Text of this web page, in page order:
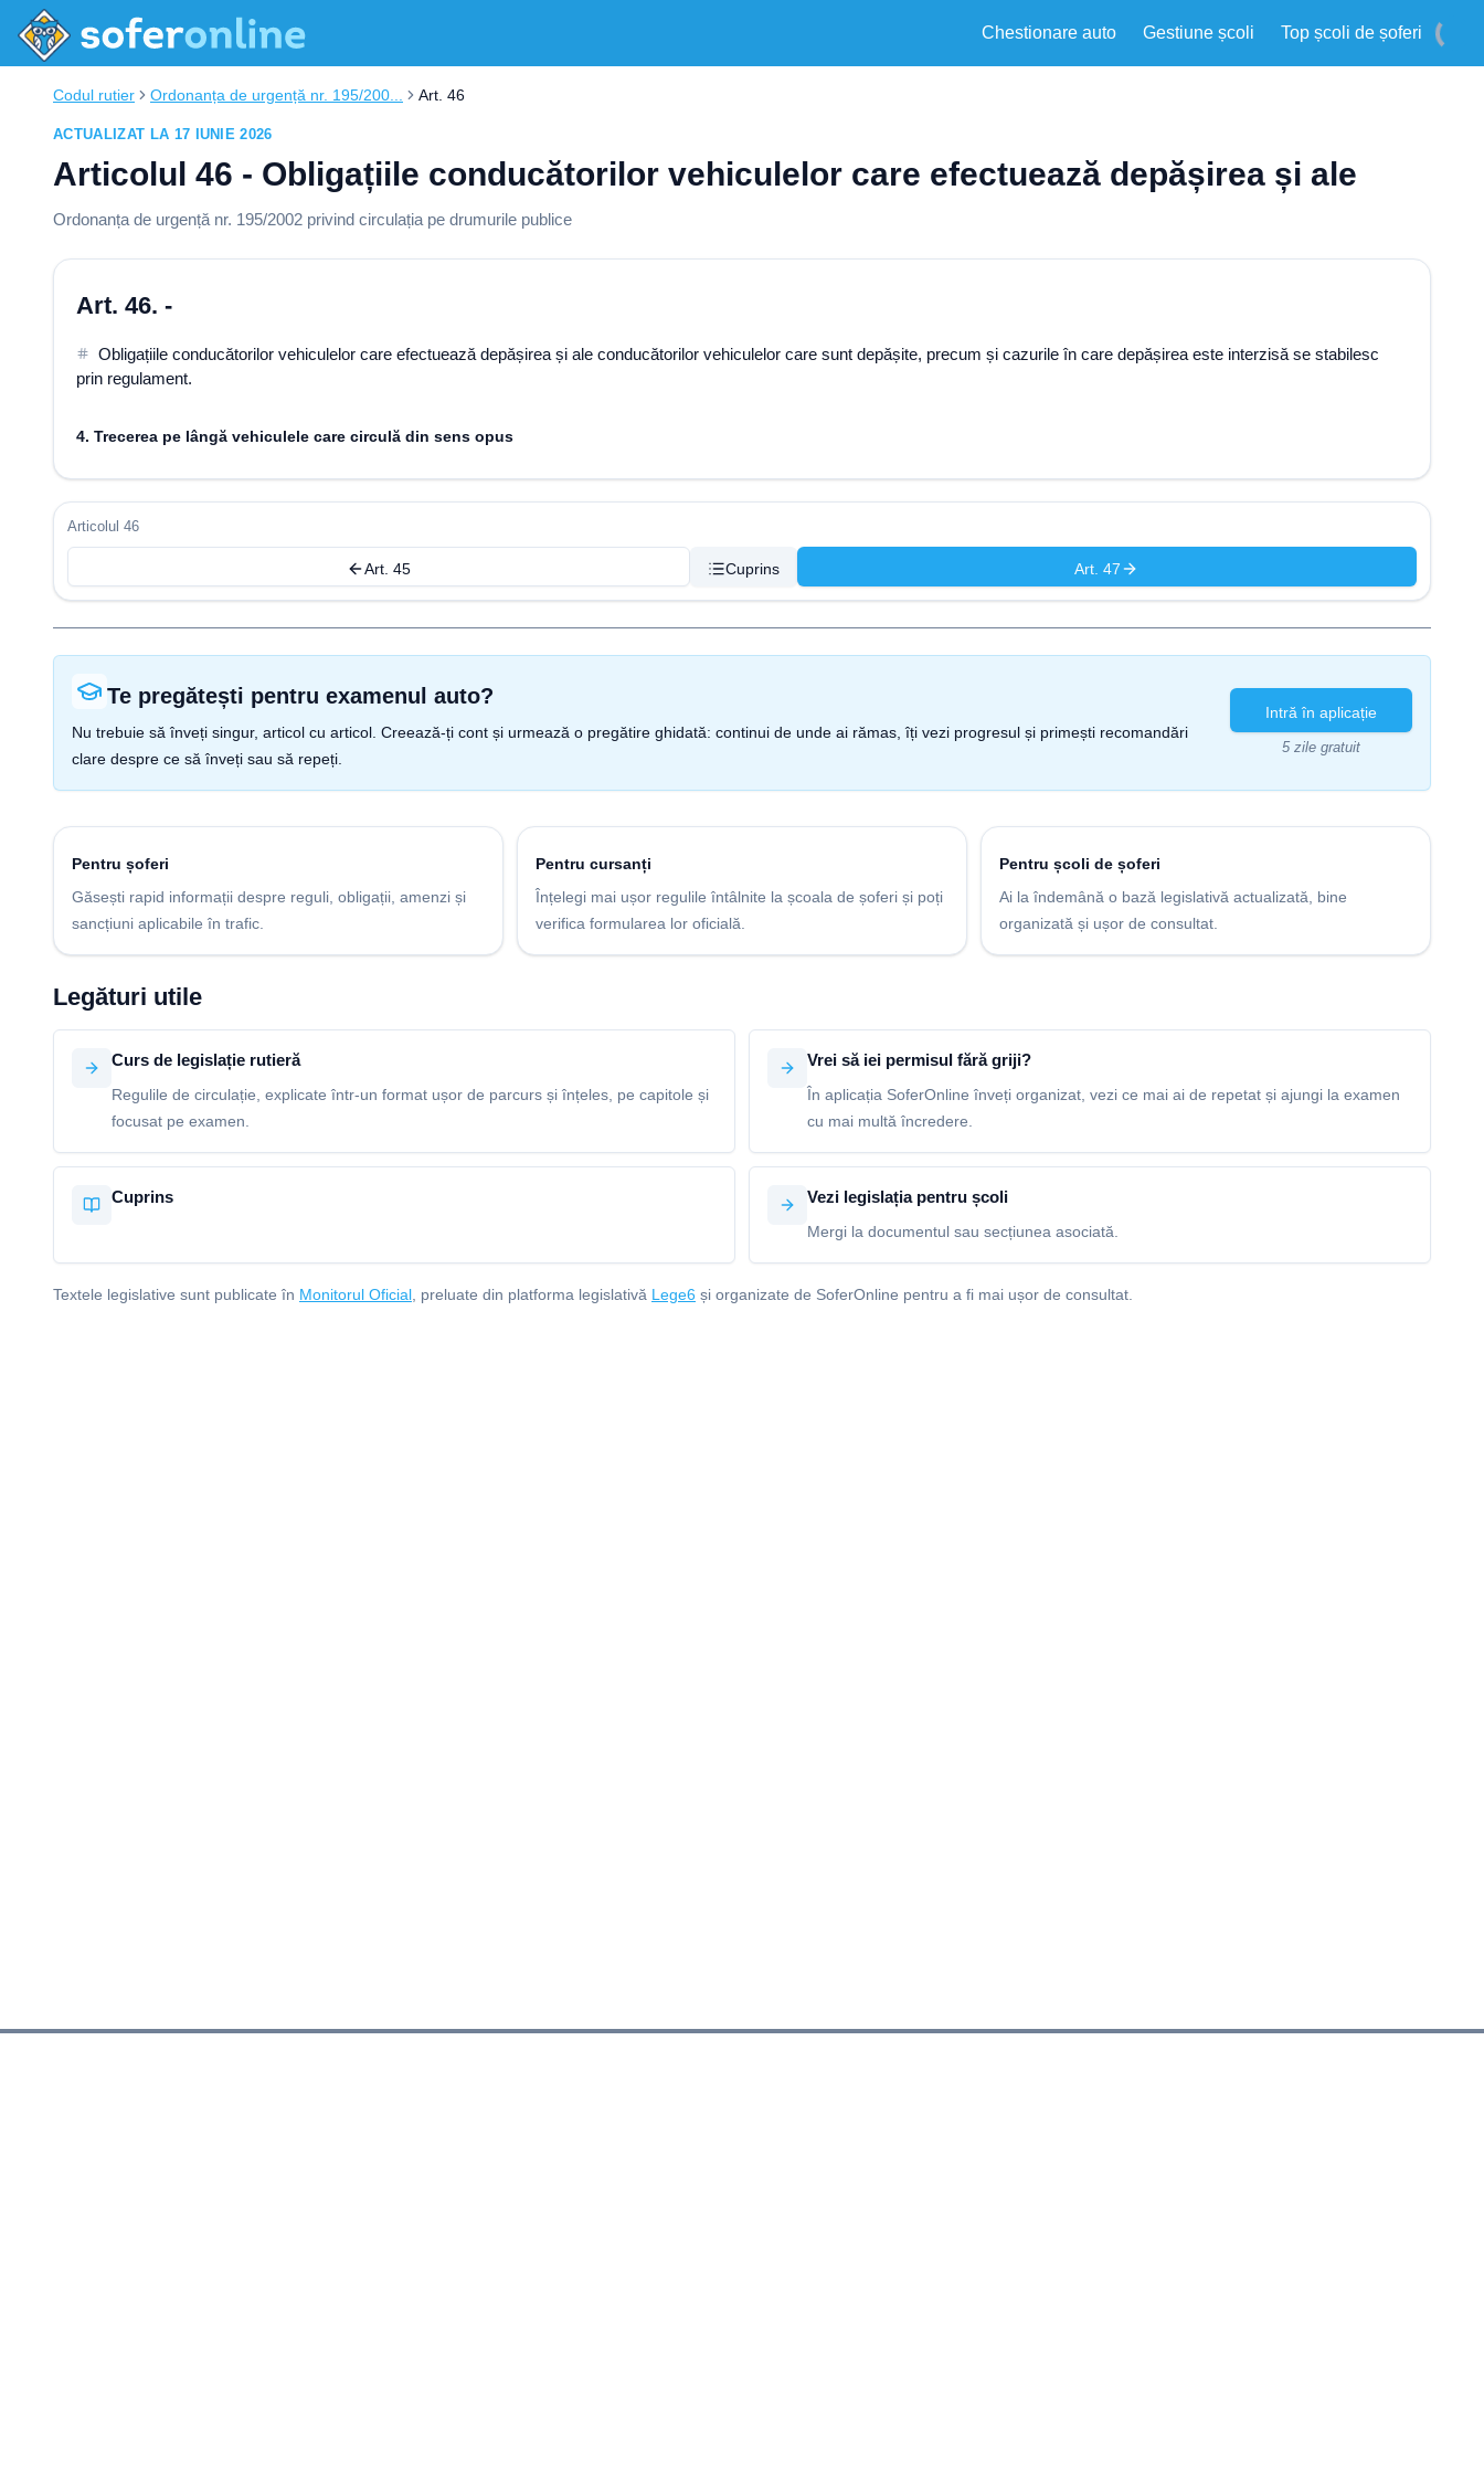
Chestionare auto Gestiune școli Top școli de șoferi
Codul rutier Ordonanța de urgență nr. 195/200... Art. 46
ACTUALIZAT LA 17 IUNIE 2026
Articolul 46 - Obligațiile conducătorilor vehiculelor care efectuează depășirea și ale
Ordonanța de urgență nr. 195/2002 privind circulația pe drumurile publice
Art. 46. -
Obligațiile conducătorilor vehiculelor care efectuează depășirea și ale conducătorilor vehiculelor care sunt depășite, precum și cazurile în care depășirea este interzisă se stabilesc
prin regulament.
4. Trecerea pe lângă vehiculele care circulă din sens opus
Articolul 46
Art. 45 Cuprins Art. 47
Te pregătești pentru examenul auto?
Nu trebuie să înveți singur, articol cu articol. Creează-ți cont și urmează o pregătire ghidată: continui de unde ai rămas, îți vezi progresul și primești recomandări
clare despre ce să înveți sau să repeți.
Intră în aplicație
5 zile gratuit
Pentru șoferi
Găsești rapid informații despre reguli, obligații, amenzi și
sancțiuni aplicabile în trafic.
Pentru cursanți
Înțelegi mai ușor regulile întâlnite la școala de șoferi și poți
verifica formularea lor oficială.
Pentru școli de șoferi
Ai la îndemână o bază legislativă actualizată, bine
organizată și ușor de consultat.
Legături utile
Curs de legislație rutieră
Regulile de circulație, explicate într-un format ușor de parcurs și înțeles, pe capitole și
focusat pe examen.
Vrei să iei permisul fără griji?
În aplicația SoferOnline înveți organizat, vezi ce mai ai de repetat și ajungi la examen
cu mai multă încredere.
Cuprins Vezi legislația pentru școli
Mergi la documentul sau secțiunea asociată.
Textele legislative sunt publicate în Monitorul Oficial , preluate din platforma legislativă Lege6 și organizate de SoferOnline pentru a fi mai ușor de consultat.